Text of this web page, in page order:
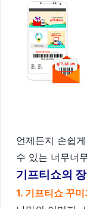
언제든지 손쉽
수 있는 너무너
기프티쇼의
1. 기프티쇼 꾸미